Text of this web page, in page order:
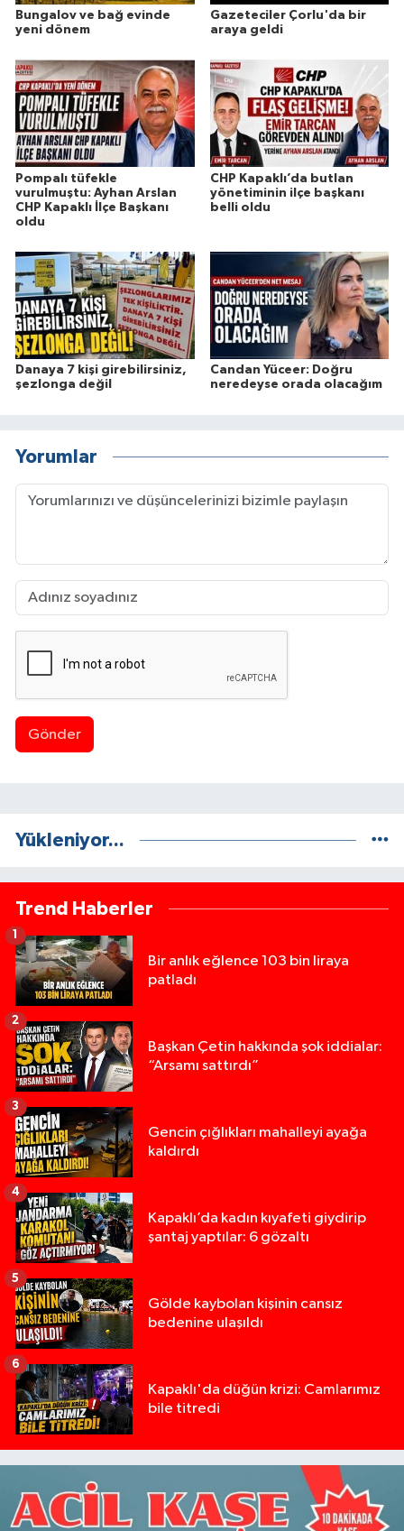
Bungalov ve bağ evinde
yeni dönem
Gazeteciler Çorlu'da bir
araya geldi
Pompalı tüfekle
vurulmuştu: Ayhan Arslan
CHP Kapaklı İlçe Başkanı
oldu
CHP Kapaklı’da butlan
yönetiminin ilçe başkanı
belli oldu
Danaya 7 kişi girebilirsiniz,
şezlonga değil
Candan Yüceer: Doğru
neredeyse orada olacağım
Yorumlar
Gönder
Yükleniyor...
Trend Haberler
Bir anlık eğlence 103 bin liraya
patladı
Başkan Çetin hakkında şok iddialar:
“Arsamı sattırdı”
2
Gencin çığlıkları mahalleyi ayağa
kaldırdı
3
Kapaklı’da kadın kıyafeti giydirip
şantaj yaptılar: 6 gözaltı
4
Gölde kaybolan kişinin cansız
bedenine ulaşıldı
5
Kapaklı'da düğün krizi: Camlarımız
bile titredi
6